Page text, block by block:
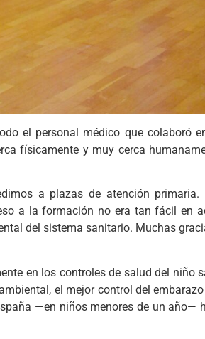
el personal médico que colaboró
físicamente y muy cerca
a plazas de atención primaria.
a la formación no era tan fácil en
del sistema sanitario. Muchas
en los controles de salud del niño
el mejor control del
—en niños menores de un año—